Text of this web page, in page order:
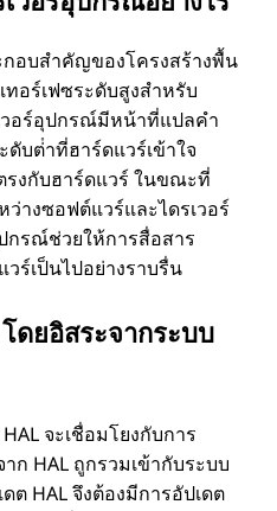
กอบสําคัญของโครงสร้างพื้น
ทอร์เฟซระดับสูงสําหรับ
อร์อุปกรณ์มีหน้าที่แปลคํา
ดับต่ําที่ฮาร์ดแวร์เข้าใจ
รงกับฮาร์ดแวร์ ในขณะที่
างซอฟต์แวร์และไดรเวอร์
กรณ์ช่วยให้การสื่อสาร
ร์เป็นไปอย่างราบรื่น
ดยอิสระจากระบบ
จะเชื่อมโยงกับการ
ก HAL ถูกรวมเข้ากับระบบ
ต HAL จึงต้องมีการอัปเดต